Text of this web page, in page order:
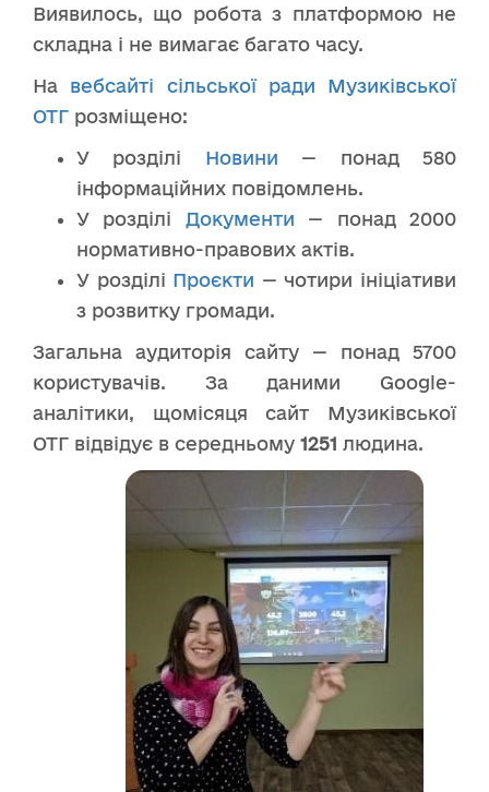
Виявилось, що робота з платформою не
складна і не вимагає багато часу.
На вебсайті сільської ради Музиківської
ОТГ розміщено:
У розділі Новини — понад 580
інформаційних повідомлень.
У розділі
Документи — понад 2000
нормативно-правових актів.
У розділі Проєкти — чотири ініціативи
з розвитку громади.
Загальна аудиторія сайту — понад 5700
користувачів. За даними Google-
аналітики, щомісяця сайт Музиківської
ОТГ відвідує в середньому 1251 людина.